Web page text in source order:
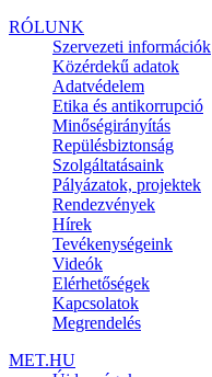
RÓLUNK
Szervezeti információk
Közérdekű adatok
Adatvédelem
Etika és antikorrupció
Minőségirányítás
Repülésbiztonság
Szolgáltatásaink
Pályázatok, projektek
Rendezvények
Hírek
Tevékenységeink
Videók
Elérhetőségek
Kapcsolatok
Megrendelés
MET.HU